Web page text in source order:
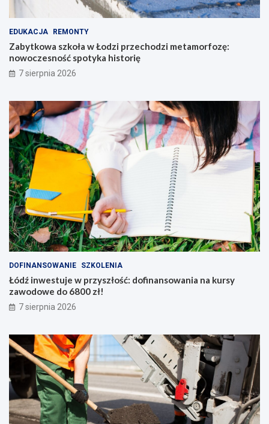
EDUKACJA REMONTY
Zabytkowa szkoła w Łodzi przechodzi metamorfozę:
nowoczesność spotyka historię
7 sierpnia 2026
DOFINANSOWANIE SZKOLENIA
Łódź inwestuje w przyszłość: dofinansowania na kursy
zawodowe do 6800 zł!
7 sierpnia 2026